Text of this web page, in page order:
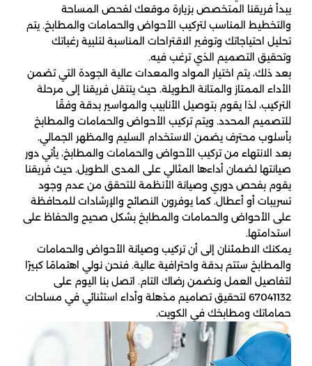
يبدأ فريقنا المتخصص بزيارة موقعك لفحص المساحة
والتخطيط المناسب لتركيب الأحواض والحمامات والمطابخ. يتم
تحليل احتياجاتك وتوفير الاقتراحات المناسبة لتلبية رغباتك
وتحقيق التصميم الذي ترغب فيه.
بعد ذلك، يتم اختيار المواد والمعدات عالية الجودة التي تضمن
الأداء الممتاز والمتانة الطويلة. حيث ينتقل فريقنا إلى مرحلة
التركيب، لذا يقوم بتوصيل الأنابيب والمواسير بدقة وفقًا
للتصميم المحدد. ويتم تركيب الأحواض والحمامات والمطابخ
بأسلوب محترف يضمن الاستخدام السليم والمظهر الجمالي.
بعد الانتهاء من تركيب الأحواض والحمامات والمطابخ، يأتي دور
صيانتها لضمان أداءها المثالي على المدى الطويل. حيث فريقنا
يقوم بفحص دوري وصيانة الأنظمة للتحقق من عدم وجود
تسريبات أو أعطال. كما يوفرون النصائح والإرشادات للمحافظة
على الأحواض والحمامات والمطابخ بشكل صحيح والحفاظ على
استدامتها.
يمكنك الاطمئنان إلى أن تركيب وصيانة الأحواض والحمامات
والمطابخ ستتم بدقة واحترافية عالية. فنحن نولي اهتمامًا كبيرًا
لتفاصيل العمل ونضمن رضاك التام. اتصل بنا اليوم على
67041132 لتحقيق تصاميم مذهلة وأداء استثنائي في مساحات
حماماتك ومطابخك في الكويت.